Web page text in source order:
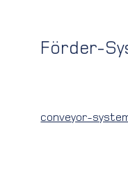
Förder-
conveyor-